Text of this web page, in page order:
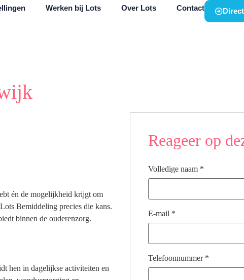
Werken bij Lots Over Lots Contact
én de mogelijkheid krijgt om
Bemiddeling precies die kans.
binnen de ouderenzorg.
hen in dagelijkse activiteiten en
Reageer op
Volledige naam *
E-mail *
Telefoonnummer *